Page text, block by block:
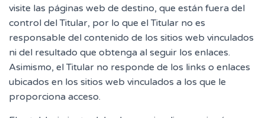
visite las páginas web de destino, que están fuera del
control del Titular, por lo que el Titular no es
responsable del contenido de los sitios web vinculados
ni del resultado que obtenga al seguir los enlaces.
Asimismo, el Titular no responde de los links o enlaces
ubicados en los sitios web vinculados a los que le
proporciona acceso.